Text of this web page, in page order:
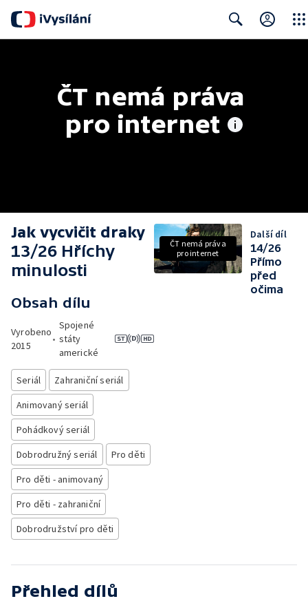
ČT nemá práva
pro internet
Jak vycvičit draky
13/26 Hříchy
minulosti
Obsah dílu
Vyrobeno
2015
•
Spojené
státy
americké
Seriál
Zahraniční seriál
Animovaný seriál
Pohádkový seriál
Dobrodružný seriál
Pro děti
Pro děti - animovaný
Pro děti - zahraniční
Dobrodružství pro děti
ČT nemá práva
pro internet
Další díl
14/26
Přímo
před
očima
Přehled dílů